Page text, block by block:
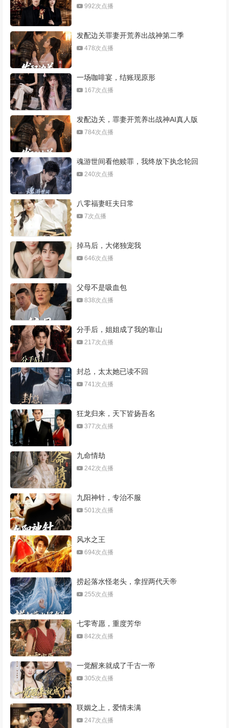
992次点播
发配边关罪妻开荒养出战神第二季
478次点播
一场咖啡宴，结账现原形
167次点播
发配边关，罪妻开荒养出战神AI真人版
784次点播
魂游世间看他赎罪，我终放下执念轮回
240次点播
八零福妻旺夫日常
7次点播
掉马后，大佬独宠我
646次点播
父母不是吸血包
838次点播
分手后，姐姐成了我的靠山
217次点播
封总，太太她已读不回
741次点播
狂龙归来，天下皆扬吾名
377次点播
九命情劫
242次点播
九阳神针，专治不服
501次点播
风水之王
694次点播
捞起落水怪老头，拿捏两代天帝
255次点播
七零寄愿，重度芳华
842次点播
一觉醒来就成了千古一帝
305次点播
联姻之上，爱情未满
247次点播